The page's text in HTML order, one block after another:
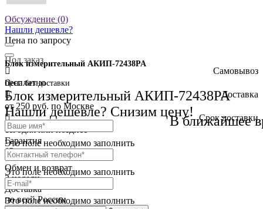
Обсуждение (0)
Блок измерительный АКИП-72438PA
Цена без доставки
Блок измерительный АКИП-72438PA
Нашли дешевле? Снизим цену!
Это поле необходимо заполнить
Это поле необходимо заполнить
Это поле необходимо заполнить
Нашли дешевле?
В ближайшее
Цена по запросу
Под заказ
Самовывоз
бесплатно
Доставка
от 250 руб. по Москве
Cрок доставки
сегодня или позднее
Гарантия
12 месяца
Обмен и возврат
2 недели
Доставка
по всей России